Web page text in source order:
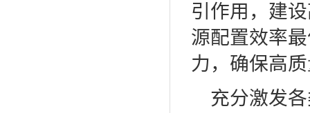
引作用，建
源配置效率
力，确保高
充分激发